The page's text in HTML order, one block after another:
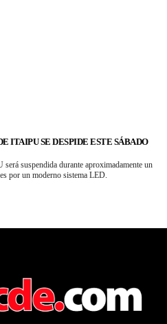
ITAIPU SE DESPIDE ESTE SÁBADO
suspendida durante aproximadamente un
por un moderno sistema LED.